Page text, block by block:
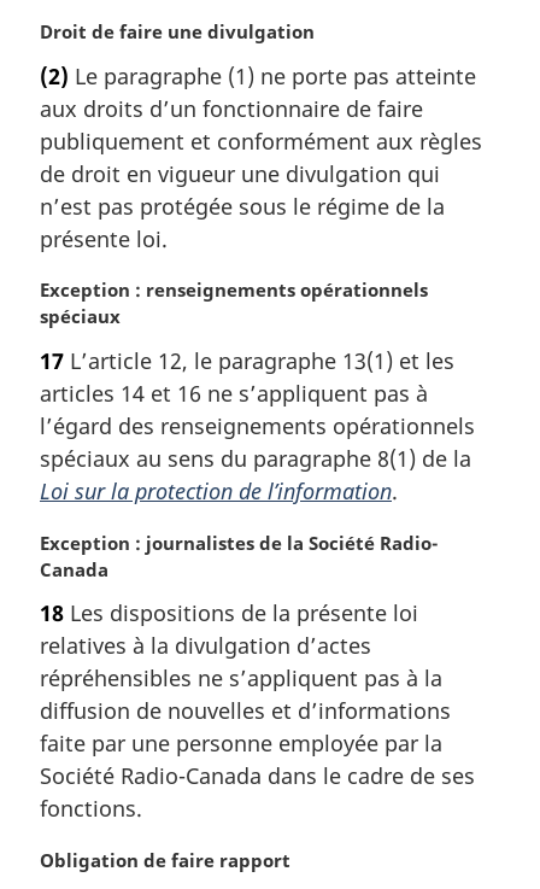
a
l
e
:
N
t
e
m
a
g
i
a
l
e
:
Droit de faire une divulgation
(2) Le paragraphe (1) ne porte pas atteinte
aux droits d’un fonctionnaire de faire
publiquement et conformément aux règles
de droit en vigueur une divulgation qui
n’est pas protégée sous le régime de la
présente loi.
N
o
e
m
a
r
i
a
l
e
Exception : renseignements opérationnels
spéciaux
17 L’article 12, le paragraphe 13(1) et les
articles 14 et 16 ne s’appliquent pas à
l’égard des renseignements opérationnels
spéciaux au sens du paragraphe 8(1) de la
Loi sur la protection de l’information.
N
o
e
m
a
r
i
n
a
e
Exception : journalistes de la Société Radio-
Canada
18 Les dispositions de la présente loi
relatives à la divulgation d’actes
répréhensibles ne s’appliquent pas à la
diffusion de nouvelles et d’informations
faite par une personne employée par la
Société Radio-Canada dans le cadre de ses
fonctions.
N
Obligation de faire rapport